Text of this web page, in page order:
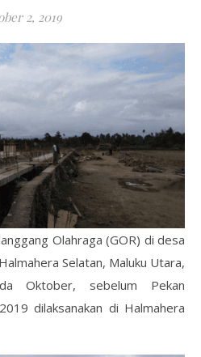
2, 2019
Olahraga (GOR) di desa
Selatan, Maluku Utara,
Oktober, sebelum Pekan
dilaksanakan di Halmahera